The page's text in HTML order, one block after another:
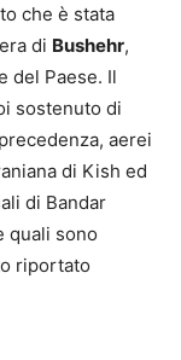
che è stata
di Bushehr,
del Paese. Il
sostenuto di
aerei
di Kish ed
di Bandar
quali sono
riportato